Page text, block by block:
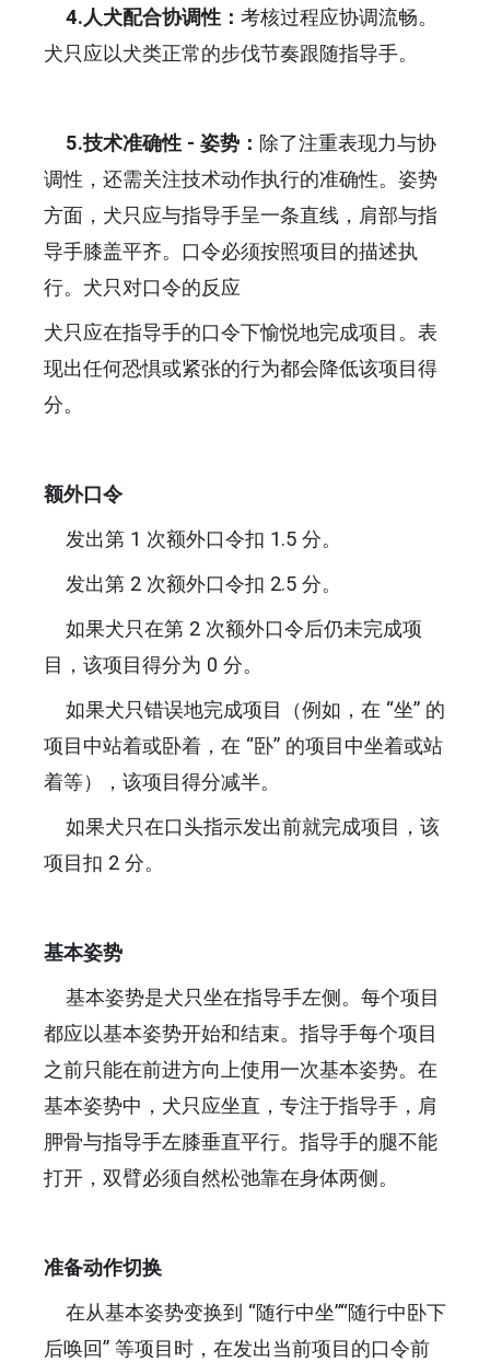
4.人犬配合协调性： 考核过程应协调流畅。
犬只应以犬类正常的步伐节奏跟随指导手。
5.技术准确性 - 姿势： 除了注重表现力与协
调性，还需关注技术动作执行的准确性。姿势
方面，犬只应与指导手呈一条直线，肩部与指
导手膝盖平齐。口令必须按照项目的描述执
行。犬只对口令的反应
犬只应在指导手的口令下愉悦地完成项目。表
现出任何恐惧或紧张的行为都会降低该项目得
分。
额外口令
发出第 1 次额外口令扣 1.5 分。
发出第 2 次额外口令扣 2.5 分。
如果犬只在第 2 次额外口令后仍未完成项
目，该项目得分为 0 分。
如果犬只错误地完成项目（例如，在 “坐” 的
项目中站着或卧着，在 “卧” 的项目中坐着或站
着等），该项目得分减半。
如果犬只在口头指示发出前就完成项目，该
项目扣 2 分。
基本姿势
基本姿势是犬只坐在指导手左侧。每个项目
都应以基本姿势开始和结束。指导手每个项目
之前只能在前进方向上使用一次基本姿势。在
基本姿势中，犬只应坐直，专注于指导手，肩
胛骨与指导手左膝垂直平行。指导手的腿不能
打开，双臂必须自然松弛靠在身体两侧。
准备动作切换
在从基本姿势变换到 “随行中坐”“随行中卧下
后唤回” 等项目时，在发出当前项目的口令前